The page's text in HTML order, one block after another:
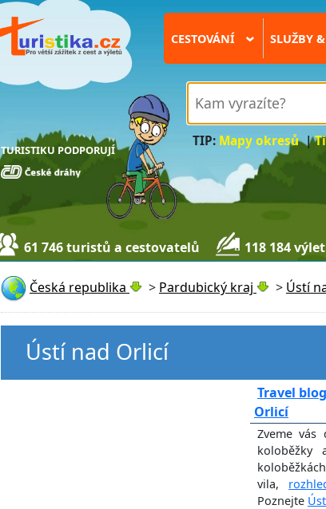
TURISTIKU PODPORUJÍ
CESTOVÁNÍ › SLUŽBY
TIP: Mapy okresů|
61 746 turistů a cestovatelů 118 184
Česká republika > Pardubický kraj > Ústí
Ústí nad Orlicí
Travel
Orlicí
Zveme
vila,
Poznejte